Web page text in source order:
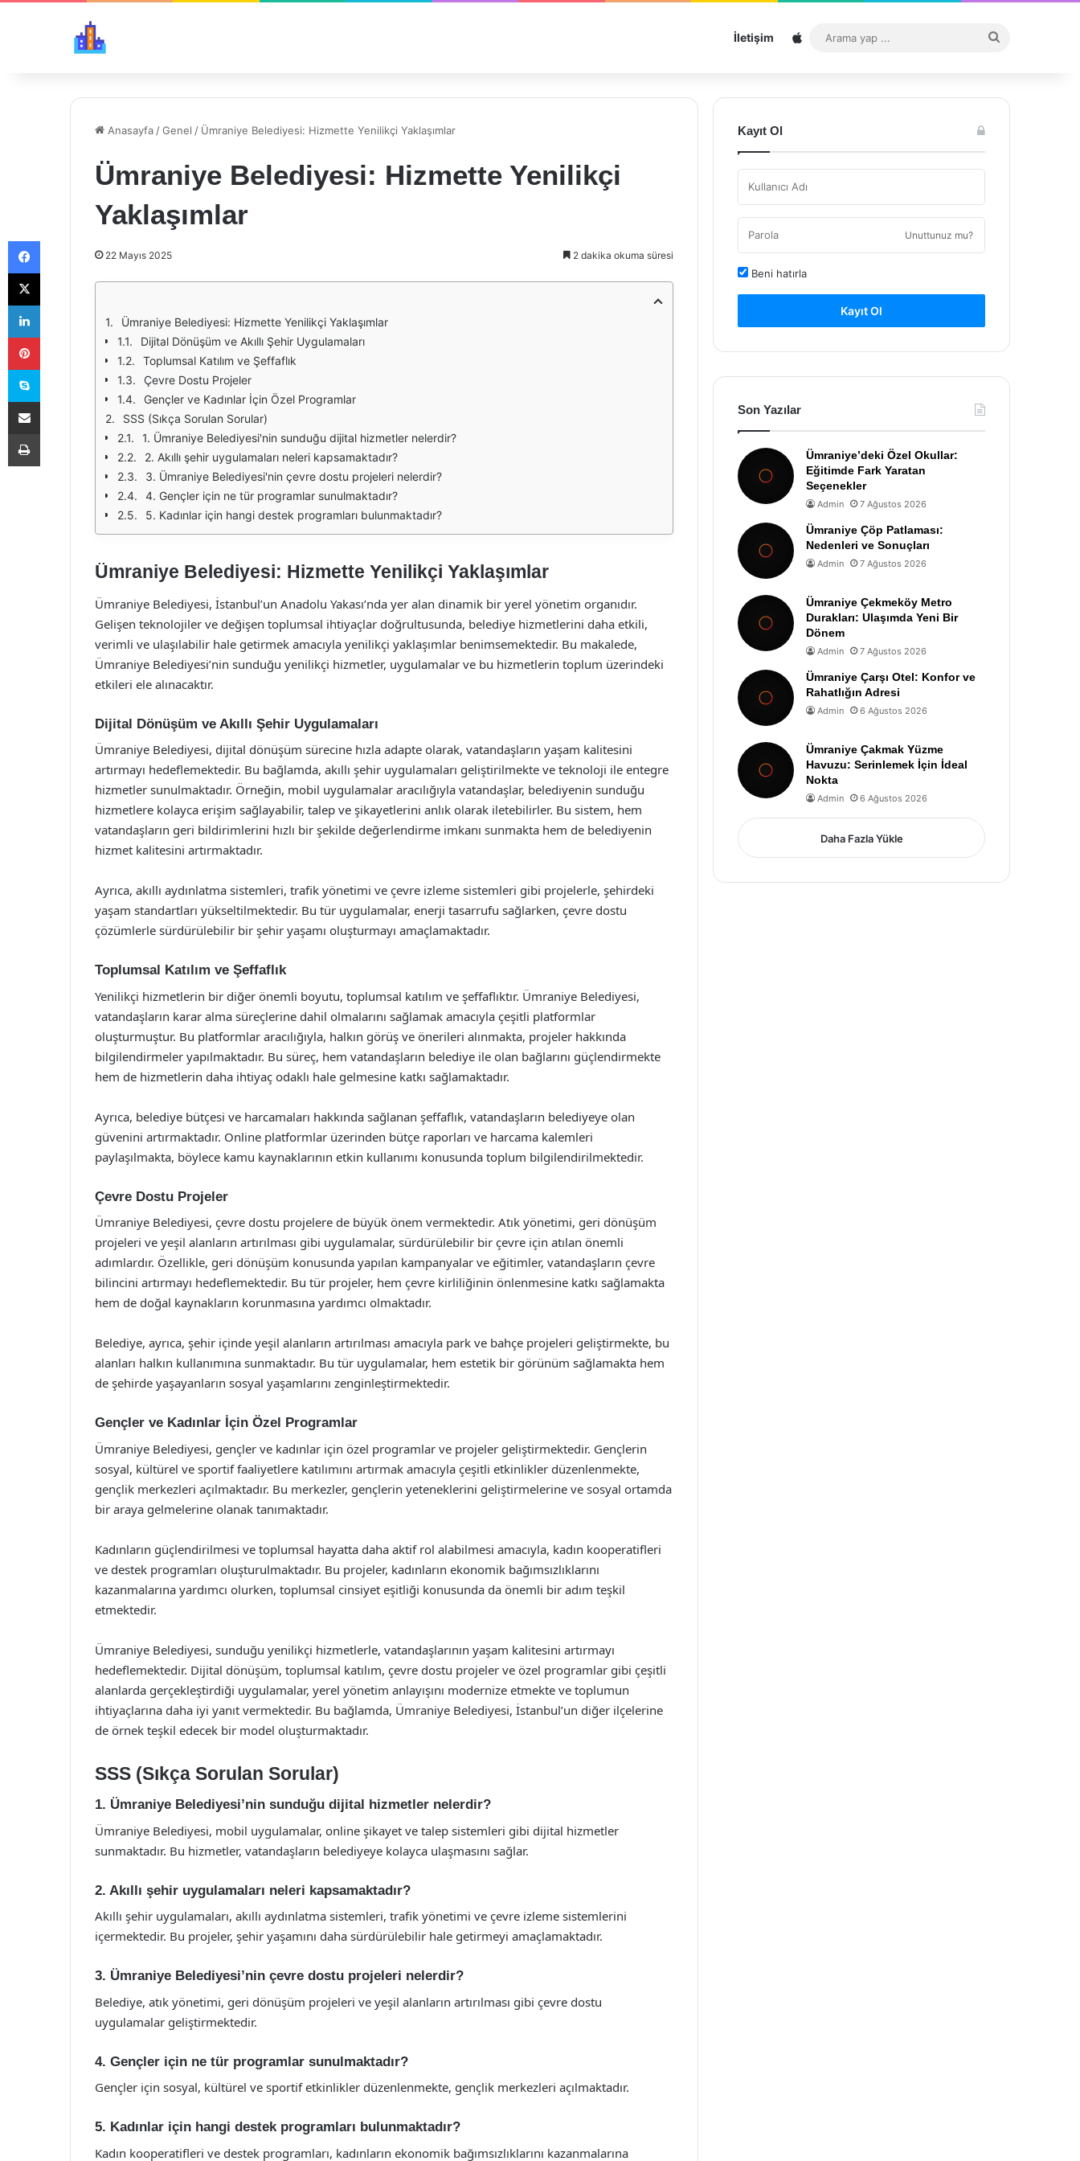
İletişim Sitemap
...
Anasayfa /Genel / Ümraniye Belediyesi: Hizmette Yenilikçi Yaklaşımlar
Ümraniye Belediyesi: Hizmette Yenilikçi
Yaklaşımlar
22 Mayıs 2025 2 dakika okuma süresi
Ümraniye Belediyesi: Hizmette Yenilikçi Yaklaşımlar
Dijital Dönüşüm ve Akıllı Şehir Uygulamaları
Toplumsal Katılım ve Şeffaflık
Çevre Dostu Projeler
Gençler ve Kadınlar İçin Özel Programlar
SSS (Sıkça Sorulan Sorular)
1. Ümraniye Belediyesi'nin sunduğu dijital hizmetler nelerdir?
2. Akıllı şehir uygulamaları neleri kapsamaktadır?
3. Ümraniye Belediyesi'nin çevre dostu projeleri nelerdir?
4. Gençler için ne tür programlar sunulmaktadır?
5. Kadınlar için hangi destek programları bulunmaktadır?
Ümraniye Belediyesi: Hizmette Yenilikçi Yaklaşımlar
Ümraniye Belediyesi, İstanbul’un Anadolu Yakası’nda yer alan dinamik bir yerel yönetim organıdır.
Gelişen teknolojiler ve değişen toplumsal ihtiyaçlar doğrultusunda, belediye hizmetlerini daha etkili,
verimli ve ulaşılabilir hale getirmek amacıyla yenilikçi yaklaşımlar benimsemektedir. Bu makalede,
Ümraniye Belediyesi’nin sunduğu yenilikçi hizmetler, uygulamalar ve bu hizmetlerin toplum üzerindeki
etkileri ele alınacaktır.
Dijital Dönüşüm ve Akıllı Şehir Uygulamaları
Ümraniye Belediyesi, dijital dönüşüm sürecine hızla adapte olarak, vatandaşların yaşam kalitesini
artırmayı hedeflemektedir. Bu bağlamda, akıllı şehir uygulamaları geliştirilmekte ve teknoloji ile entegre
hizmetler sunulmaktadır. Örneğin, mobil uygulamalar aracılığıyla vatandaşlar, belediyenin sunduğu
hizmetlere kolayca erişim sağlayabilir, talep ve şikayetlerini anlık olarak iletebilirler. Bu sistem, hem
vatandaşların geri bildirimlerini hızlı bir şekilde değerlendirme imkanı sunmakta hem de belediyenin
hizmet kalitesini artırmaktadır.
Ayrıca, akıllı aydınlatma sistemleri, trafik yönetimi ve çevre izleme sistemleri gibi projelerle, şehirdeki
yaşam standartları yükseltilmektedir. Bu tür uygulamalar, enerji tasarrufu sağlarken, çevre dostu
çözümlerle sürdürülebilir bir şehir yaşamı oluşturmayı amaçlamaktadır.
Toplumsal Katılım ve Şeffaflık
Yenilikçi hizmetlerin bir diğer önemli boyutu, toplumsal katılım ve şeffaflıktır. Ümraniye Belediyesi,
vatandaşların karar alma süreçlerine dahil olmalarını sağlamak amacıyla çeşitli platformlar
oluşturmuştur. Bu platformlar aracılığıyla, halkın görüş ve önerileri alınmakta, projeler hakkında
bilgilendirmeler yapılmaktadır. Bu süreç, hem vatandaşların belediye ile olan bağlarını güçlendirmekte
hem de hizmetlerin daha ihtiyaç odaklı hale gelmesine katkı sağlamaktadır.
Ayrıca, belediye bütçesi ve harcamaları hakkında sağlanan şeffaflık, vatandaşların belediyeye olan
güvenini artırmaktadır. Online platformlar üzerinden bütçe raporları ve harcama kalemleri
paylaşılmakta, böylece kamu kaynaklarının etkin kullanımı konusunda toplum bilgilendirilmektedir.
Çevre Dostu Projeler
Ümraniye Belediyesi, çevre dostu projelere de büyük önem vermektedir. Atık yönetimi, geri dönüşüm
projeleri ve yeşil alanların artırılması gibi uygulamalar, sürdürülebilir bir çevre için atılan önemli
adımlardır. Özellikle, geri dönüşüm konusunda yapılan kampanyalar ve eğitimler, vatandaşların çevre
bilincini artırmayı hedeflemektedir. Bu tür projeler, hem çevre kirliliğinin önlenmesine katkı sağlamakta
hem de doğal kaynakların korunmasına yardımcı olmaktadır.
Belediye, ayrıca, şehir içinde yeşil alanların artırılması amacıyla park ve bahçe projeleri geliştirmekte, bu
alanları halkın kullanımına sunmaktadır. Bu tür uygulamalar, hem estetik bir görünüm sağlamakta hem
de şehirde yaşayanların sosyal yaşamlarını zenginleştirmektedir.
Gençler ve Kadınlar İçin Özel Programlar
Ümraniye Belediyesi, gençler ve kadınlar için özel programlar ve projeler geliştirmektedir. Gençlerin
sosyal, kültürel ve sportif faaliyetlere katılımını artırmak amacıyla çeşitli etkinlikler düzenlenmekte,
gençlik merkezleri açılmaktadır. Bu merkezler, gençlerin yeteneklerini geliştirmelerine ve sosyal ortamda
bir araya gelmelerine olanak tanımaktadır.
Kadınların güçlendirilmesi ve toplumsal hayatta daha aktif rol alabilmesi amacıyla, kadın kooperatifleri
ve destek programları oluşturulmaktadır. Bu projeler, kadınların ekonomik bağımsızlıklarını
kazanmalarına yardımcı olurken, toplumsal cinsiyet eşitliği konusunda da önemli bir adım teşkil
etmektedir.
Ümraniye Belediyesi, sunduğu yenilikçi hizmetlerle, vatandaşlarının yaşam kalitesini artırmayı
hedeflemektedir. Dijital dönüşüm, toplumsal katılım, çevre dostu projeler ve özel programlar gibi çeşitli
alanlarda gerçekleştirdiği uygulamalar, yerel yönetim anlayışını modernize etmekte ve toplumun
ihtiyaçlarına daha iyi yanıt vermektedir. Bu bağlamda, Ümraniye Belediyesi, İstanbul’un diğer ilçelerine
de örnek teşkil edecek bir model oluşturmaktadır.
SSS (Sıkça Sorulan Sorular)
1. Ümraniye Belediyesi’nin sunduğu dijital hizmetler nelerdir?
Ümraniye Belediyesi, mobil uygulamalar, online şikayet ve talep sistemleri gibi dijital hizmetler
sunmaktadır. Bu hizmetler, vatandaşların belediyeye kolayca ulaşmasını sağlar.
2. Akıllı şehir uygulamaları neleri kapsamaktadır?
Akıllı şehir uygulamaları, akıllı aydınlatma sistemleri, trafik yönetimi ve çevre izleme sistemlerini
içermektedir. Bu projeler, şehir yaşamını daha sürdürülebilir hale getirmeyi amaçlamaktadır.
3. Ümraniye Belediyesi’nin çevre dostu projeleri nelerdir?
Belediye, atık yönetimi, geri dönüşüm projeleri ve yeşil alanların artırılması gibi çevre dostu
uygulamalar geliştirmektedir.
4. Gençler için ne tür programlar sunulmaktadır?
Gençler için sosyal, kültürel ve sportif etkinlikler düzenlenmekte, gençlik merkezleri açılmaktadır.
5. Kadınlar için hangi destek programları bulunmaktadır?
Kadın kooperatifleri ve destek programları, kadınların ekonomik bağımsızlıklarını kazanmalarına
Kayıt Ol
Unuttunuz mu?
Beni hatırla
Kayıt Ol
Son Yazılar
Ümraniye’deki Özel Okullar:
Eğitimde Fark Yaratan
Seçenekler
Admin 7 Ağustos 2026
Ümraniye Çöp Patlaması:
Nedenleri ve Sonuçları
Admin 7 Ağustos 2026
Ümraniye Çekmeköy Metro
Durakları: Ulaşımda Yeni Bir
Dönem
Admin 7 Ağustos 2026
Ümraniye Çarşı Otel: Konfor ve
Rahatlığın Adresi
Admin 6 Ağustos 2026
Ümraniye Çakmak Yüzme
Havuzu: Serinlemek İçin İdeal
Nokta
Admin 6 Ağustos 2026
Daha Fazla Yükle
Facebook
X
LinkedIn
Pinterest
Skype
E-Posta ile paylaş